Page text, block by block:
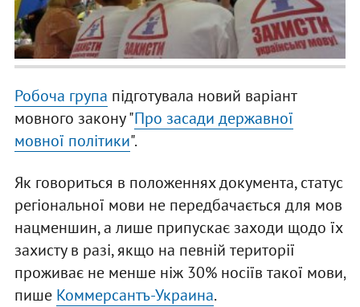
Робоча група підготувала новий варіант
мовного закону "Про засади державної
мовної політики".
Як говориться в положеннях документа, статус
регіональної мови не передбачається для мов
нацменшин, а лише припускає заходи щодо їх
захисту в разі, якщо на певній території
проживає не менше ніж 30% носіїв такої мови,
пише Коммерсантъ-Украина.